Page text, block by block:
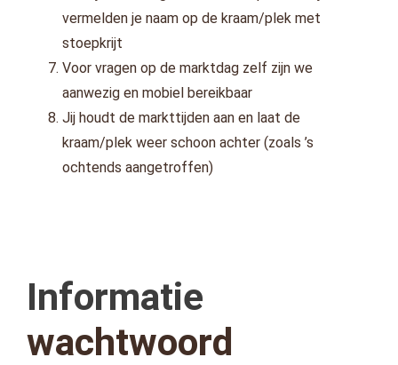
vermelden je naam op de kraam/plek met
stoepkrijt
Voor vragen op de marktdag zelf zijn we
aanwezig en mobiel bereikbaar
Jij houdt de markttijden aan en laat de
kraam/plek weer schoon achter (zoals ’s
ochtends aangetroffen)
Informatie
wachtwoord